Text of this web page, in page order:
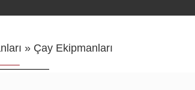
» Çay Ekipmanları